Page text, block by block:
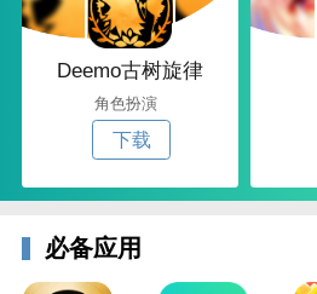
Deemo古树旋律
角色扮演
下载
必备应用